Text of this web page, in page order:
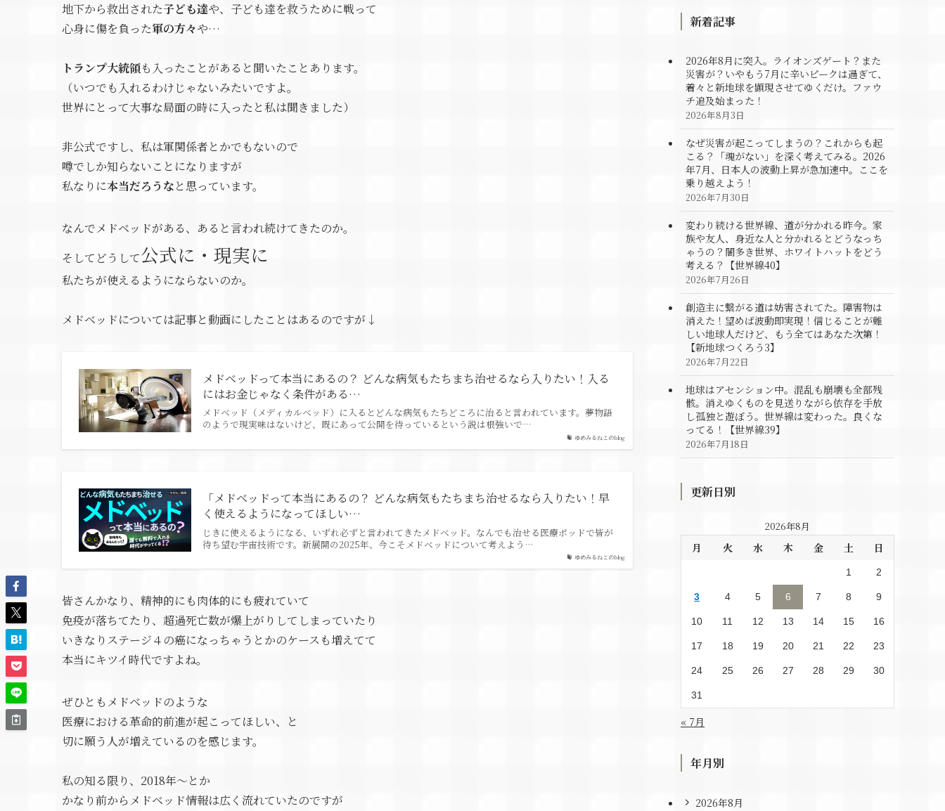
地下から救出された子ども達や、子ども達を救うために戦って
心身に傷を負った軍の方々や…
トランプ大統領も入ったことがあると聞いたことあります。
（いつでも入れるわけじゃないみたいですよ。
世界にとって大事な局面の時に入ったと私は聞きました）
非公式ですし、私は軍関係者とかでもないので
噂でしか知らないことになりますが
私なりに本当だろうなと思っています。
なんでメドベッドがある、あると言われ続けてきたのか。
そしてどうして公式に・現実に
私たちが使えるようにならないのか。
メドベッドについては記事と動画にしたことはあるのですが↓
ゆめみるねこのblog
メドベッドって本当にあるの？ どんな病気もたちまち治せるなら入りたい！入る
にはお金じゃなく条件がある…
メドベッド（メディカルベッド）に入るとどんな病気もたちどころに治ると言われています。夢物語
のようで現実味はないけど、既にあって公開を待っているという説は根強いで…
ゆめみるねこのblog
「メドベッドって本当にあるの？ どんな病気もたちまち治せるなら入りたい！早
く使えるようになってほしい…
じきに使えるようになる、いずれ必ずと言われてきたメドベッド。なんでも治せる医療ポッドで皆が
待ち望む宇宙技術です。新展開の2025年、今こそメドベッドについて考えよう…
皆さんかなり、精神的にも肉体的にも疲れていて
免疫が落ちてたり、超過死亡数が爆上がりしてしまっていたり
いきなりステージ４の癌になっちゃうとかのケースも増えてて
本当にキツイ時代ですよね。
ぜひともメドベッドのような
医療における革命的前進が起こってほしい、と
切に願う人が増えているのを感じます。
私の知る限り、2018年～とか
かなり前からメドベッド情報は広く流れていたのですが
新着記事
2026年8月に突入。ライオンズゲート？また
災害が？いやもう7月に辛いピークは過ぎて、
着々と新地球を顕現させてゆくだけ。ファウ
チ追及始まった！
2026年8月3日
なぜ災害が起こってしまうの？これからも起
こる？「魂がない」を深く考えてみる。2026
年7月、日本人の波動上昇が急加速中。ここを
乗り越えよう！
2026年7月30日
変わり続ける世界線、道が分かれる昨今。家
族や友人、身近な人と分かれるとどうなっち
ゃうの？闇多き世界、ホワイトハットをどう
考える？【世界線40】
2026年7月26日
創造主に繋がる道は妨害されてた。障害物は
消えた！望めば波動即実現！信じることが難
しい地球人だけど、もう全てはあなた次第！
【新地球つくろう3】
2026年7月22日
地球はアセンション中。混乱も崩壊も全部残
骸。消えゆくものを見送りながら依存を手放
し孤独と遊ぼう。世界線は変わった。良くな
ってる！【世界線39】
2026年7月18日
更新日別
2026年8月
月 火 水 木 金 土 日
1 2
3 4 5 6 7 8 9
10 11 12 13 14 15 16
17 18 19 20 21 22 23
24 25 26 27 28 29 30
31
« 7月
年月別
2026年8月